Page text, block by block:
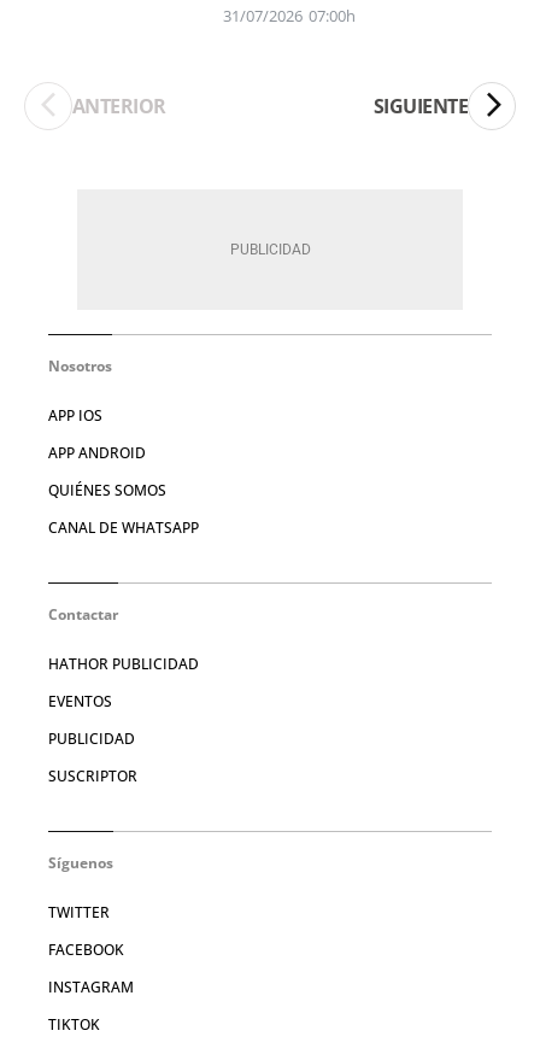
31/07/2026 07:00h
ANTERIOR SIGUIENTE
Nosotros
APP IOS
APP ANDROID
QUIÉNES SOMOS
CANAL DE WHATSAPP
Contactar
HATHOR PUBLICIDAD
EVENTOS
PUBLICIDAD
SUSCRIPTOR
Síguenos
TWITTER
FACEBOOK
INSTAGRAM
TIKTOK